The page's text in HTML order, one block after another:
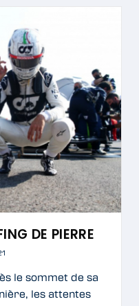
DE PIERRE
le sommet de sa
les attentes